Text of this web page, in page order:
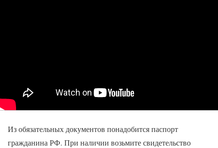
Из обязательных документов понадобится паспорт
гражданина РФ. При наличии возьмите свидетельство